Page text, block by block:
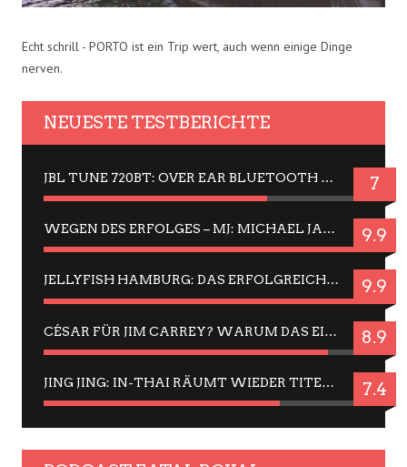
Echt schrill - PORTO ist ein Trip wert, auch wenn einige Dinge
nerven.
NEUESTE TESTBERICHTE
JBL TUNE 720BT: OVER EAR BLUETOOTH KOPFHÖRER UM DIE 50,-€ IM DAUER-TEST 7
WEGEN DES ERFOLGES – MJ: MICHAEL JACKSON MUSICAL IN EINER MATINEE SEHEN 9.9
JELLYFISH HAMBURG: DAS ERFOLGREICHE SOMMER-MENÜ 2025 IN GEFÜHLEN UND BILDERN 9.9
CÉSAR FÜR JIM CARREY? WARUM DAS EINER DER NERVIGSTEN ACTORS IST UND BLEIBT 8.9
JING JING: IN-THAI RÄUMT WIEDER TITEL AB – EIN ZWEI-STUNDEN-ERLEBNISBERICHT 7.4